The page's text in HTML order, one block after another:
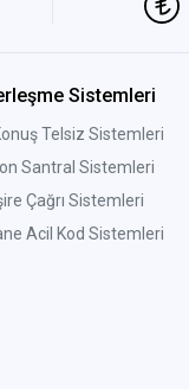
Sistemleri
Telsiz Sistemleri
Santral Sistemleri
Çağrı Sistemleri
Acil Kod Sistemleri